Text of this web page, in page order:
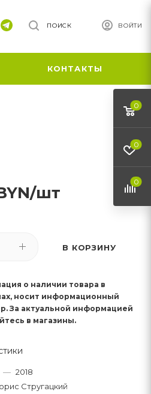
ВОЙТИ
ПОИСК
КОНТАКТЫ
/шт
В КОРЗИНУ
о наличии товара в
носит информационный
За актуальной информацией
в магазины.
— 2018
Стругацкий
0
0
0